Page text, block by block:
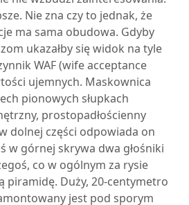
Nie zna czy to jednak, że
ma sama obudowa. Gdyby
ukazałby się widok na tyle
WAF (wife acceptance
ujemnych. Maskownica
pionowych słupkach
prostopadłościenny
dolnej części odpowiada on
w górnej skrywa dwa głośniki
co w ogólnym za rysie
piramidę. Duży, 20-centymetro
jest pod sporym